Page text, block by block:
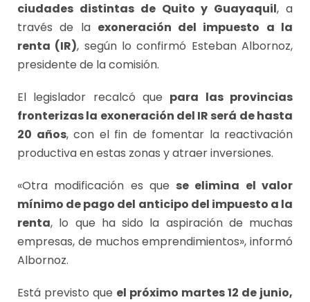
ciudades distintas de Quito y Guayaquil, a
través de la exoneración del impuesto a la
renta (IR), según lo confirmó Esteban Albornoz,
presidente de la comisión.
El legislador recalcó que para las provincias
fronterizas la exoneración del IR será de hasta
20 años, con el fin de fomentar la reactivación
productiva en estas zonas y atraer inversiones.
«Otra modificación es que se elimina el valor
mínimo de pago del anticipo del impuesto a la
renta, lo que ha sido la aspiración de muchas
empresas, de muchos emprendimientos», informó
Albornoz.
Está previsto que el próximo martes 12 de junio,